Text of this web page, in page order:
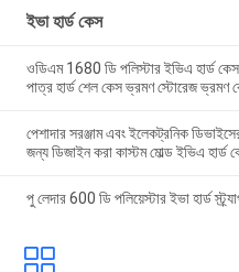
ইভা হার্ড কেস
ওডিএম 1680 ডি পলিস্টার ইভিএ হার্ড
পাত্র হার্ড শেল কেস ভ্রমণ স্টোরেজ ভ্রমণ
পেশাদার সরঞ্জাম এবং ইলেকট্রনিক
জন্য ডিজাইন করা কাস্টম মোল্ড ইভিএ হার্ড
পু লেদার 600 ডি পলিয়েস্টার ইভা হার্ড